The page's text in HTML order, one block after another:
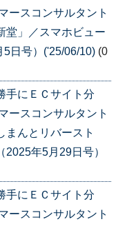
スコンサルタント
」／スマホビュー
日号）('25/06/10) (0
手にＥＣサイト分
スコンサルタント
んとリバースト
年5月29日号）
手にＥＣサイト分
スコンサルタント